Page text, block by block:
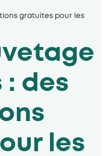
gratuites pour les
: des
les